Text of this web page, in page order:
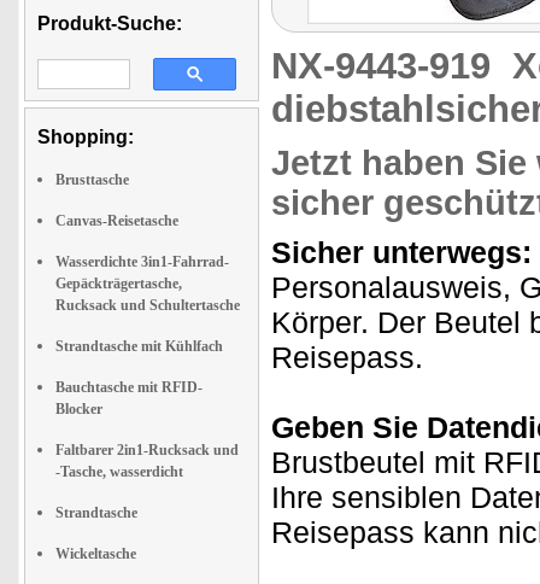
Produkt-Suche:
Shopping:
Brusttasche
Canvas-Reisetasche
Wasserdichte 3in1-Fahrrad-
Gepäckträgertasche,
Rucksack und Schultertasche
Strandtasche mit Kühlfach
Bauchtasche mit RFID-
Blocker
Faltbarer 2in1-Rucksack und
-Tasche, wasserdicht
Strandtasche
Wickeltasche
NX-9443-919
Jetzt haben
sicher
Sicher unterwegs:
Personalausweis,
Körper. Der Beutel
Reisepass.
Geben Sie
Brustbeutel mit
Ihre sensiblen
Reisepass kann